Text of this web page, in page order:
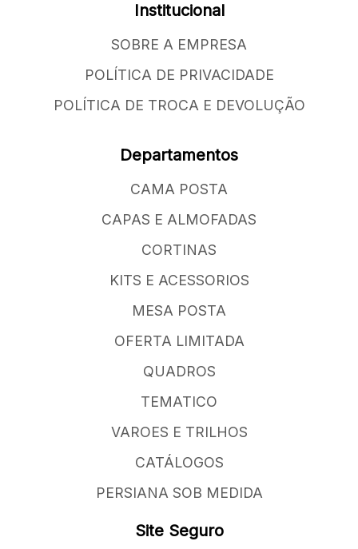
Institucional
SOBRE A EMPRESA
POLÍTICA DE PRIVACIDADE
POLÍTICA DE TROCA E DEVOLUÇÃO
Departamentos
CAMA POSTA
CAPAS E ALMOFADAS
CORTINAS
KITS E ACESSORIOS
MESA POSTA
OFERTA LIMITADA
QUADROS
TEMATICO
VAROES E TRILHOS
CATÁLOGOS
PERSIANA SOB MEDIDA
Site Seguro